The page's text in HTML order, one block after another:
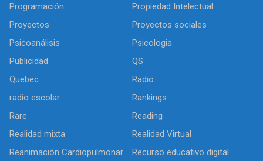
Programación
Propiedad Intelectual
Proyectos
Proyectos sociales
Psicoanálisis
Psicologia
Publicidad
QS
Quebec
Radio
radio escolar
Rankings
Rare
Reading
Realidad mixta
Realidad Virtual
Reanimación Cardiopulmonar
Recurso educativo digital